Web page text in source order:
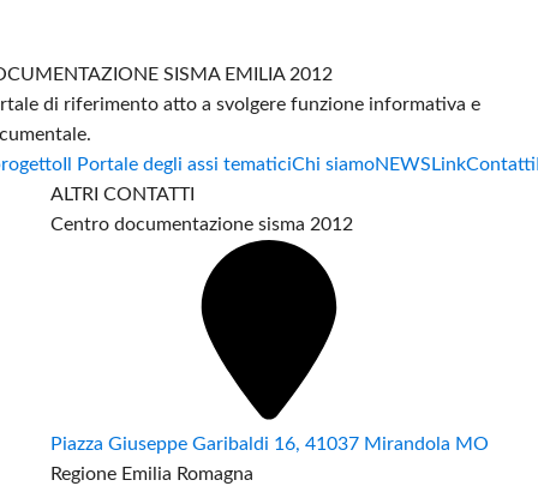
SISMA EMILIA 2012
di riferimento atto a svolgere funzione informativa e
Il Portale degli assi tematiciChi siamoNEWS LinkContatti
ALTRI CONTATTI
Centro documentazione sisma 2012
Piazza Giuseppe Garibaldi 16, 41037 Mirandola MO
Regione Emilia Romagna